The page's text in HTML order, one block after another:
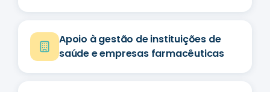
Apoio à gestão de instituições de
saúde e empresas farmacêuticas